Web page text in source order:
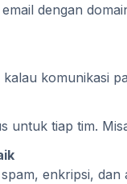
dengan
komunikasi
untuk tiap tim.
enkripsi, dan